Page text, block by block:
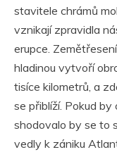
stavitele chrámů
vznikají zpravidla
erupce.
hladinou vytvoří
tisíce kilometrů, a
se přiblíží. Pokud
shodovalo by se to
vedly k zániku